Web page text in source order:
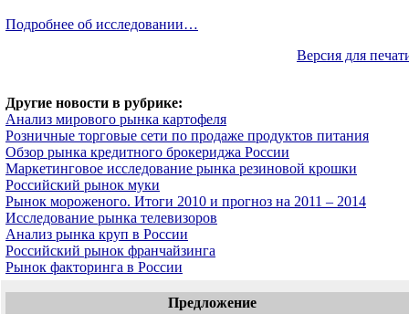
Подробнее об исследовании…
Версия для
Другие новости в рубрике:
Анализ мирового рынка картофеля
Розничные торговые сети по продаже продуктов питания
Обзор рынка кредитного брокериджа России
Маркетинговое исследование рынка резиновой крошки
Российский рынок муки
Рынок мороженого. Итоги 2010 и прогноз на 2011 – 2014
Исследование рынка телевизоров
Анализ рынка круп в России
Российский рынок франчайзинга
Рынок факторинга в России
Предложение